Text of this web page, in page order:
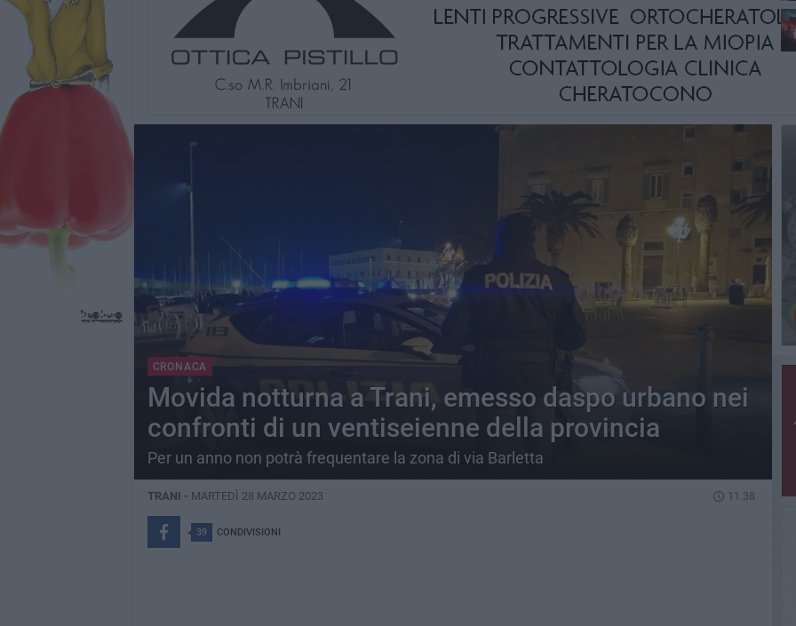
CRONACA
Movida notturna a Trani, emesso daspo urbano nei
confronti di un ventiseienne della provincia
Per un anno non potrà frequentare la zona di via Barletta
TRANI - MARTEDÌ 28 MARZO 2023 11.38
39 CONDIVISIONI